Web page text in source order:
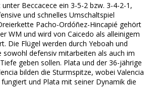
Beccacece ein 3-5-2 bzw. 3-4-2-1,
und schnelles Umschaltspiel
Pacho-Ordóñez-Hincapié gehört
WM und wird von Caicedo als alleinigem
Die Flügel werden durch Yeboah und
sowohl defensiv mitarbeiten als auch im
geben sollen. Plata und der 36-jährige
bilden die Sturmspitze, wobei Valencia
und Plata mit seiner Dynamik die